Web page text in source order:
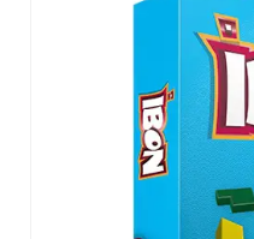
Eğitici Oyunlar